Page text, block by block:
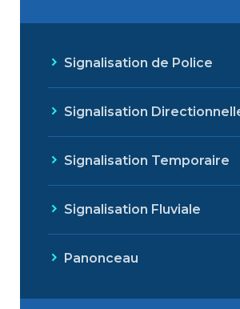
Signalisation de Police
Signalisation
Signalisation Temporaire
Signalisation Fluviale
Panonceau